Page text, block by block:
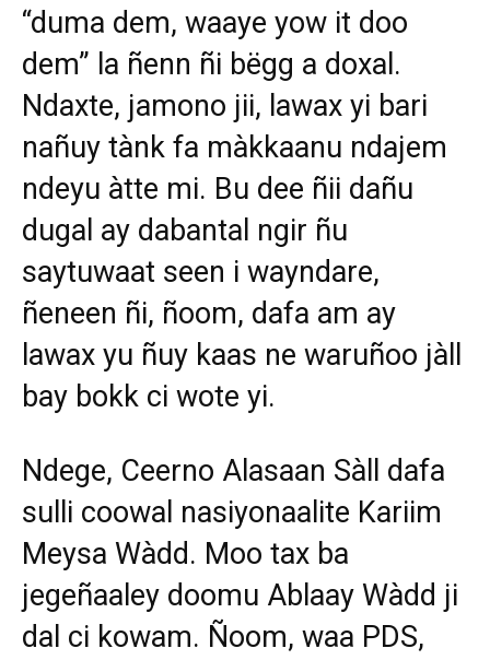
“duma dem, waaye yow it doo
dem” la ñenn ñi bëgg a doxal.
Ndaxte, jamono jii, lawax yi bari
nañuy tànk fa màkkaanu ndajem
ndeyu àtte mi. Bu dee ñii dañu
dugal ay dabantal ngir ñu
saytuwaat seen i wayndare,
ñeneen ñi, ñoom, dafa am ay
lawax yu ñuy kaas ne waruñoo jàll
bay bokk ci wote yi.
Ndege, Ceerno Alasaan Sàll dafa
sulli coowal nasiyonaalite Kariim
Meysa Wàdd. Moo tax ba
jegeñaaley doomu Ablaay Wàdd ji
dal ci kowam. Ñoom, waa PDS,